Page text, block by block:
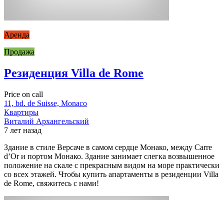
Аренда
Продажа
Резиденция Villa de Rome
Price on call
11, bd. de Suisse, Monaco
Квартиры
Виталий Архангельский
7 лет назад
Здание в стиле Версаче в самом сердце Монако, между Carre
d’Or и портом Монако. Здание занимает слегка возвышенное
положение на скале с прекрасным видом на море практически
со всех этажей. Чтобы купить апартаменты в резиденции Villa
de Rome, свяжитесь с нами!